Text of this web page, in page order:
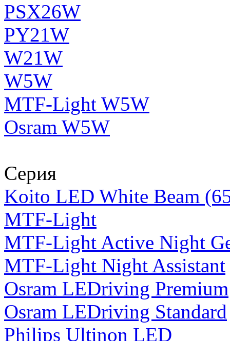
PSX26W
PY21W
W21W
W5W
MTF-Light W5W
Osram W5W
Серия
Koito LED White Beam
MTF-Light
MTF-Light Active Night
MTF-Light Night Assistant
Osram LEDriving Premium
Osram LEDriving Standard
Philips Ultinon LED